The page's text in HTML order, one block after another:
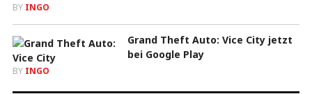
BY INGO
Grand Theft Auto: Vice City jetzt
bei Google Play
BY INGO